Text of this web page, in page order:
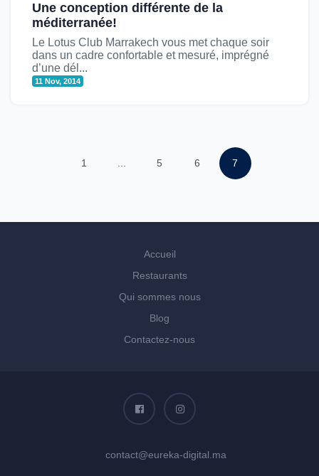
Une conception différente de la
méditerranée!
Le Lotus Club Marrakech vous met chaque soir
dans un cadre confortable et mesuré, imprégné
d’une dél...
11 Nov, 2014
1 5 6 7
Accueil
Restaurants
Qui sommes nous
Blog
Contactez-nous
contact@eureka-digital.ma